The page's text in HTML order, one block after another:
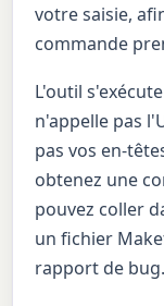
votre saisie,
commande
L'outil
n'appelle pas
pas vos en-
obtenez une
pouvez coller
un fichier
rapport de bug.